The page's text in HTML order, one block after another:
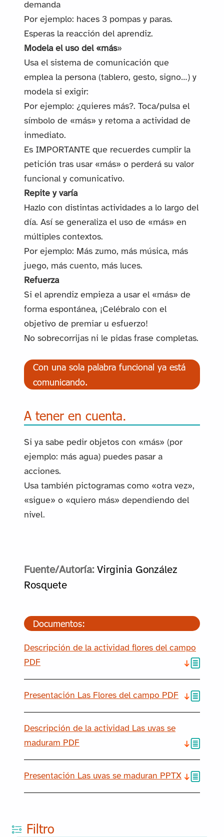
demanda
Por ejemplo: haces 3 pompas y paras.
Esperas la reacción del aprendiz.
Modela el uso del «más»
Usa el sistema de comunicación que
emplea la persona (tablero, gesto, signo…) y
modela si exigir:
Por ejemplo: ¿quieres más?. Toca/pulsa el
símbolo de «más» y retoma a actividad de
inmediato.
Es IMPORTANTE que recuerdes cumplir la
petición tras usar «más» o perderá su valor
funcional y comunicativo.
Repite y varía
Hazlo con distintas actividades a lo largo del
día. Así se generaliza el uso de «más» en
múltiples contextos.
Por ejemplo: Más zumo, más música, más
juego, más cuento, más luces.
Refuerza
Si el aprendiz empieza a usar el «más» de
forma espontánea, ¡Celébralo con el
objetivo de premiar u esfuerzo!
No sobrecorrijas ni le pidas frase completas.
Con una sola palabra funcional ya está
comunicando.
A tener en cuenta.
Si ya sabe pedir objetos con «más» (por
ejemplo: más agua) puedes pasar a
acciones.
Usa también pictogramas como «otra vez»,
«sigue» o «quiero más» dependiendo del
nivel.
Fuente/Autoría: Virginia González
Rosquete
Documentos:
Descripción de la actividad flores del campo
PDF
Presentación Las Flores del campo PDF
Descripción de la actividad Las uvas se
maduram PDF
Presentación Las uvas se maduran PPTX
Filtro